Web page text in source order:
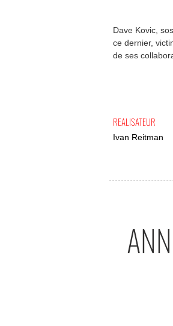
Dave Kovic,
ce dernier,
de ses
REALISATEUR
Ivan Reitman